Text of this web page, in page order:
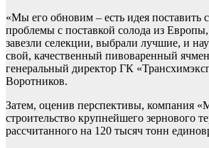
«Мы его обновим – есть идея поставить
проблемы с поставкой солода из
завезли селекции, выбрали лучшие, и
свой, качественный пивоваренный
генеральный директор ГК
Воротников.
Затем, оценив перспективы, компания
строительство крупнейшего зернового
рассчитанного на 120 тысяч тонн